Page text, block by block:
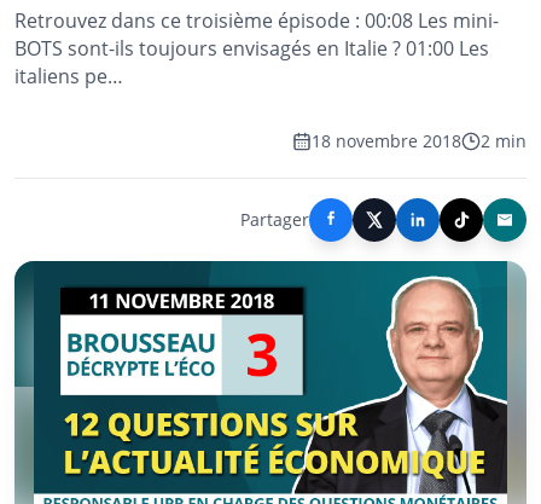
Retrouvez dans ce troisième épisode : 00:08 Les mini-
BOTS sont-ils toujours envisagés en Italie ? 01:00 Les
italiens pe…
18 novembre 2018 2 min
Partager